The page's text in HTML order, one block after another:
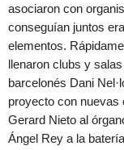
asociaron con
conseguían juntos
elementos.
llenaron clubs y
barcelonés Dani
proyecto con
Gerard Nieto al
Ángel Rey a la